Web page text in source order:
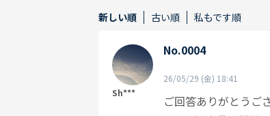
新しい順 古い順 私もです順
Sh***
No.0004
26/05/29 (金) 18:41
ご回答ありがとうご